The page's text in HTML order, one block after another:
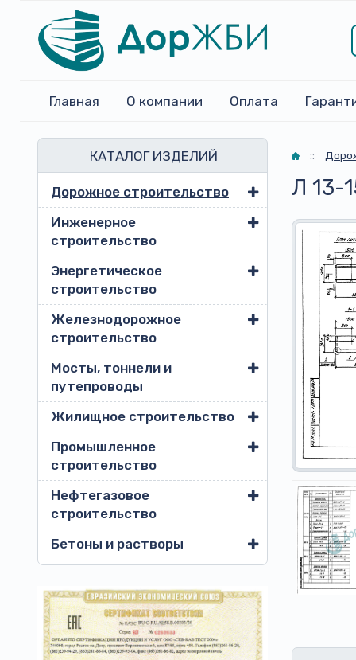
Главная О компании Оплата
КАТАЛОГ ИЗДЕЛИЙ
Дорожное строительство
Инженерное
строительство
Энергетическое
строительство
Железнодорожное
строительство
Мосты, тоннели и
путепроводы
Жилищное строительство
Промышленное
строительство
Нефтегазовое
строительство
Бетоны и растворы
Главная
::
Л 13-